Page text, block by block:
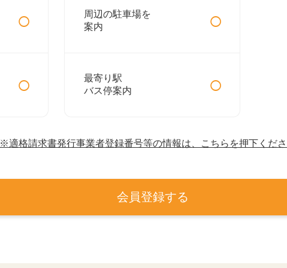
○
○
周辺の駐車場を
案内
○
最寄り駅
バス停案内
○
※適格請求書発行事業者登録番号等の情報は、こちらを押下くだ
会員登録する